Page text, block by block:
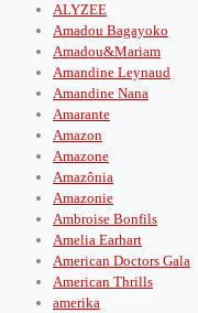
ALYZEE
Amadou Bagayoko
Amadou&Mariam
Amandine Leynaud
Amandine Nana
Amarante
Amazon
Amazone
Amazônia
Amazonie
Ambroise Bonfils
Amelia Earhart
American Doctors Gala
American Thrills
amerika